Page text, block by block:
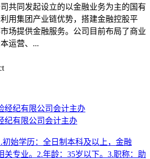
共同发起设立的以金融业务为主的国有
用集团产业链优势，搭建金融控股平
场提供金融服务。公司目前布局了商业
运营、...
纪有限公司会计主办
初始学历：全日制本科及以上，金融
关专业。2.年龄：35岁以下。3.职称：助